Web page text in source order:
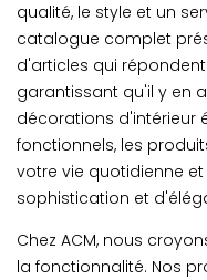
qualité, le style et un
catalogue complet
d'articles qui
garantissant qu'il y en
décorations d'intérieur
fonctionnels, les
votre vie quotidienne
sophistication et
Chez ACM, nous
la fonctionnalité. Nos